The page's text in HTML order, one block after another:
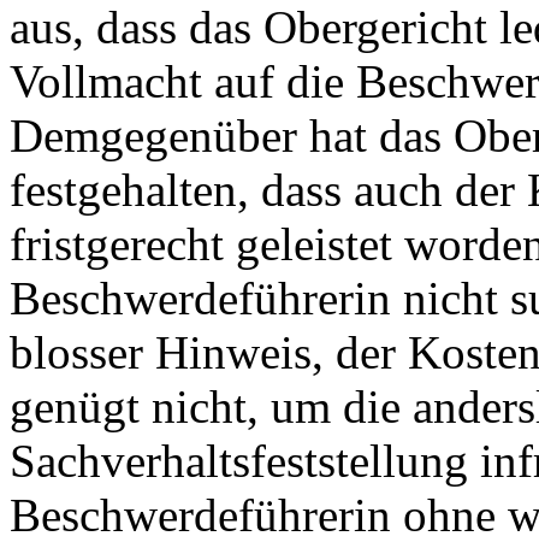
aus, dass das Obergericht
Vollmacht auf die
Demgegenüber hat das
festgehalten, dass auch
fristgerecht geleistet
Beschwerdeführerin nicht
blosser Hinweis, der
genügt nicht, um die
Sachverhaltsfeststellung
Beschwerdeführerin ohne